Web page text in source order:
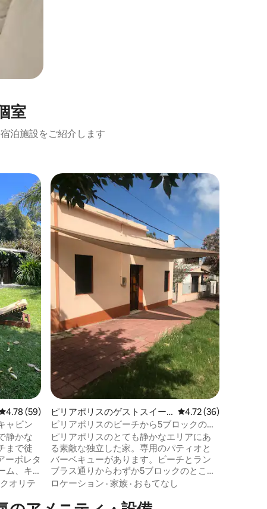
室
泊施設をご紹介します
ビュー59件、5つ星中4.78つ星の平均評価
4.78 (59)
ャビン
静かな
まで徒
ーボレタ
ム、キ
ャラリ
ング
3名様ま
オリテ
ピリアポリスのゲストスイー
ト
レビュー36件、5つ
4.72 (36)
ピリアポリスのビーチから5ブロックの小
さな家
ピリアポリスのとても静かなエリアにあ
る素敵な独立した家。専用のパティオと
バーベキューがあります。ビーチとラン
ブラス通りからわずか5ブロックのところ
にあります。美しい観光地である、ヴェ
のサービスが近くにあります（スーパ
ロケーション · 家族 · おもてなし